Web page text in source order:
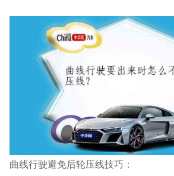
曲线行驶避免后轮压线技巧：